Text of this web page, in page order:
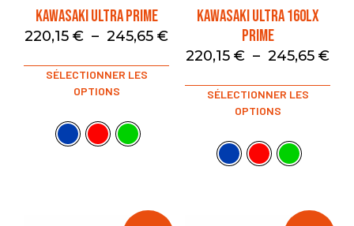
KAWASAKI ULTRA PRIME
220,15 € – 245,65 €
SÉLECTIONNER LES
OPTIONS
KAWASAKI ULTRA 160LX
PRIME
220,15 € – 245,65 €
SÉLECTIONNER LES
OPTIONS